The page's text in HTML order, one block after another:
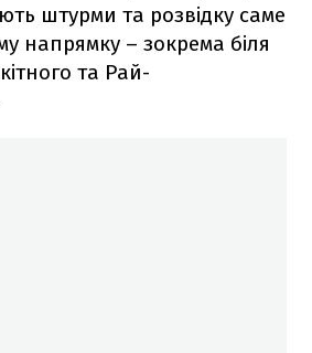
штурми та розвідку саме
напрямку – зокрема біля
та Рай-